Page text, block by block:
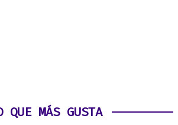
QUE MÁS GUSTA